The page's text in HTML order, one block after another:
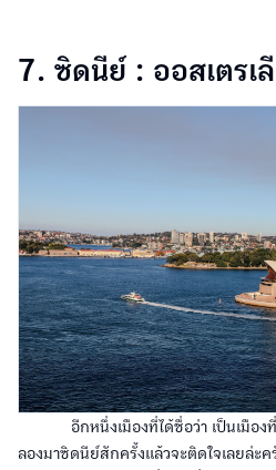
7. ซิดนีย์ : ออสเตรเ
อีกหนึ่งเมืองที่ได้ชื่อว่า เป็นเมืองที่อ
ลองมาซิดนีย์สักครั้งแล้วจะติดใจเลยล่ะค